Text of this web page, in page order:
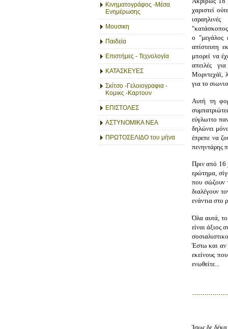
Κινηματογράφος -Μέσα
Ενημέρωσης
Μουσικη
Παιδεία
Επιστήμες - Τεχνολογία
ΚΑΤΑΣΚΕΥΕΣ
Σκίτσο -Γελοιογραφια -
Κομικς -Καρτουν
ΕΠΙΣΤΟΛΕΣ
ΑΣΤΥΝΟΜΙΚΑ ΝΕΑ
ΠΡΩΤΟΣΕΛΙΔΟ του μήνα
χαριστεί
ο "μεγάλος
απίστευτη
μπορεί να
απειλές
Μορντεχάϊ,
για το
Αυτή τη
εύγλωττο
δηλώνει
έπρεπε να
πενηντάρης
Πριν από 16
ερώτημα,
που σώζουν
διαλέγουν
ενάντια στο
Όλα αυτά, το
είναι άξιος
Έστω και αν
εκείνους
ενωθείτε...
Ίσως δε